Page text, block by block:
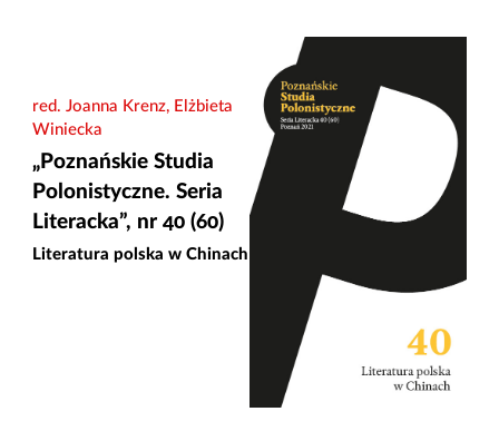
red. Joanna Krenz, Elżbieta
Winiecka
„Poznańskie Studia
Polonistyczne. Seria
Literacka”, nr 40 (60)
Literatura polska w Chinach